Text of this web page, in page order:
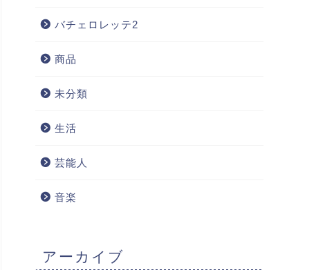
バチェロレッテ2
商品
未分類
生活
芸能人
音楽
アーカイブ